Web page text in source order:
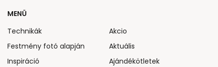
MENÜ
Technikák
Festmény fotó alapján
Inspiráció
Akcio
Aktuális
Ajándékötletek